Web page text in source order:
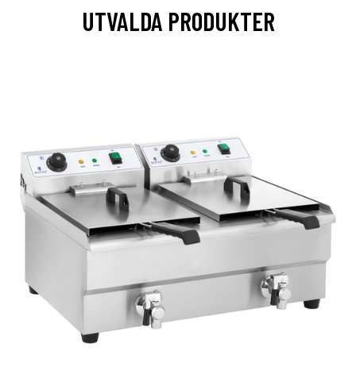
UTVALDA PRODUKTER